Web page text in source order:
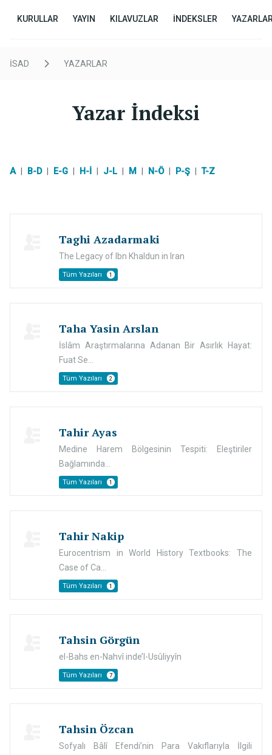
KURULLAR YAYIN KILAVUZLAR İNDEKSLER
İSAD YAZARLAR
Yazar İndeksi
A| B-D| E-G H-İ J-L M N-Ö| P-Ş |T-Z
Taghi Azadarmaki
The Legacy of Ibn Khaldun in Iran
Tüm Yazıları 1
Taha Yasin Arslan
İslâm Araştırmalarına Adanan Bir Asırlık Hayat:
Fuat Se...
Tüm Yazıları 2
Tahir Ayas
Medine Harem Bölgesinin Tespiti: Eleştiriler
Bağlamında...
Tüm Yazıları 1
Tahir Nakip
Eurocentrism in World History Textbooks: The
Case of Ca...
Tüm Yazıları 1
Tahsin Görgün
el-Bahs en-Nahvî inde’l-Usûliyyîn
Tüm Yazıları 7
Tahsin Özcan
Sofyalı Bâlî Efendi’nin Para Vakıflarıyla İlgili